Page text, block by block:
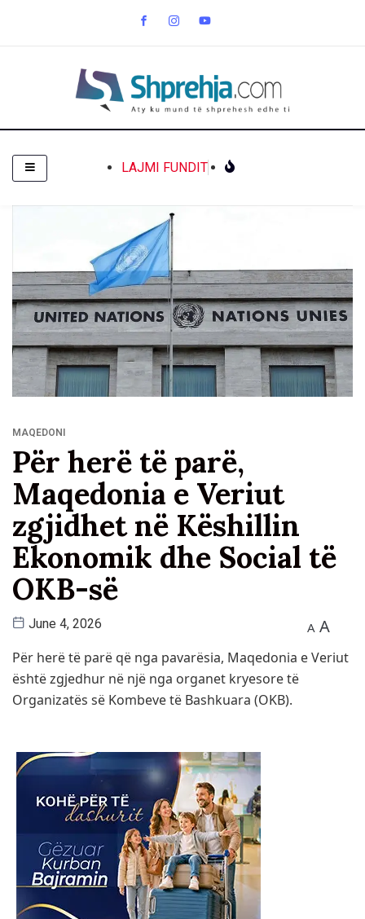
LAJMI FUNDIT
MAQEDONI
Për herë të parë,
Maqedonia e Veriut
zgjidhet në Këshillin
Ekonomik dhe Social të
OKB-së
June 4, 2026 A A
Për herë të parë që nga pavarësia, Maqedonia e Veriut
është zgjedhur në një nga organet kryesore të
Organizatës së Kombeve të Bashkuara (OKB).